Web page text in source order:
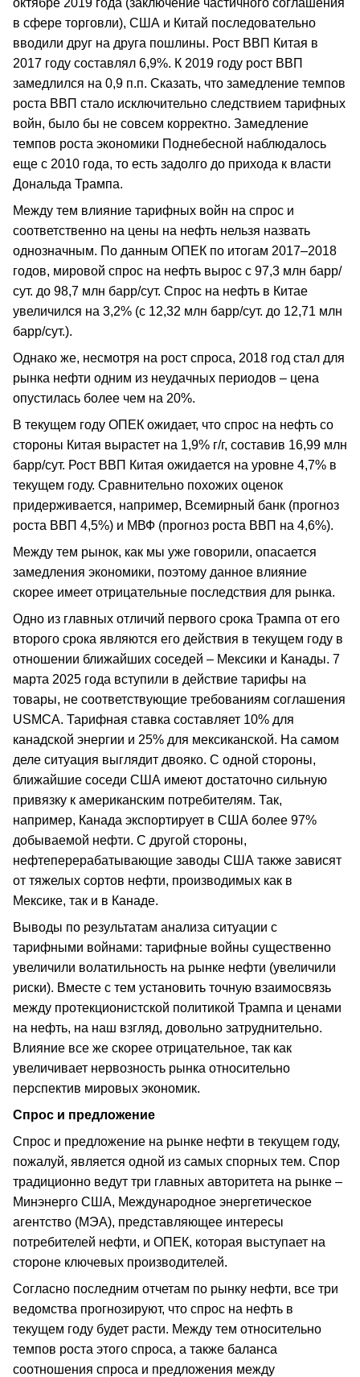
октябре 2019 года (заключение частичного соглашения
в сфере торговли), США и Китай последовательно
вводили друг на друга пошлины. Рост ВВП Китая в
2017 году составлял 6,9%. К 2019 году рост ВВП
замедлился на 0,9 п.п. Сказать, что замедление темпов
роста ВВП стало исключительно следствием тарифных
войн, было бы не совсем корректно. Замедление
темпов роста экономики Поднебесной наблюдалось
еще с 2010 года, то есть задолго до прихода к власти
Дональда Трампа.
Между тем влияние тарифных войн на спрос и
соответственно на цены на нефть нельзя назвать
однозначным. По данным ОПЕК по итогам 2017–2018
годов, мировой спрос на нефть вырос с 97,3 млн барр/
сут. до 98,7 млн барр/сут. Спрос на нефть в Китае
увеличился на 3,2% (с 12,32 млн барр/сут. до 12,71 млн
барр/сут.).
Однако же, несмотря на рост спроса, 2018 год стал для
рынка нефти одним из неудачных периодов – цена
опустилась более чем на 20%.
В текущем году ОПЕК ожидает, что спрос на нефть со
стороны Китая вырастет на 1,9% г/г, составив 16,99 млн
барр/сут. Рост ВВП Китая ожидается на уровне 4,7% в
текущем году. Сравнительно похожих оценок
придерживается, например, Всемирный банк (прогноз
роста ВВП 4,5%) и МВФ (прогноз роста ВВП на 4,6%).
Между тем рынок, как мы уже говорили, опасается
замедления экономики, поэтому данное влияние
скорее имеет отрицательные последствия для рынка.
Одно из главных отличий первого срока Трампа от его
второго срока являются его действия в текущем году в
отношении ближайших соседей – Мексики и Канады. 7
марта 2025 года вступили в действие тарифы на
товары, не соответствующие требованиям соглашения
USMCА. Тарифная ставка составляет 10% для
канадской энергии и 25% для мексиканской. На самом
деле ситуация выглядит двояко. С одной стороны,
ближайшие соседи США имеют достаточно сильную
привязку к американским потребителям. Так,
например, Канада экспортирует в США более 97%
добываемой нефти. С другой стороны,
нефтеперерабатывающие заводы США также зависят
от тяжелых сортов нефти, производимых как в
Мексике, так и в Канаде.
Выводы по результатам анализа ситуации с
тарифными войнами: тарифные войны существенно
увеличили волатильность на рынке нефти (увеличили
риски). Вместе с тем установить точную взаимосвязь
между протекционистской политикой Трампа и ценами
на нефть, на наш взгляд, довольно затруднительно.
Влияние все же скорее отрицательное, так как
увеличивает нервозность рынка относительно
перспектив мировых экономик.
Спрос и предложение
Спрос и предложение на рынке нефти в текущем году,
пожалуй, является одной из самых спорных тем. Спор
традиционно ведут три главных авторитета на рынке –
Минэнерго США, Международное энергетическое
агентство (МЭА), представляющее интересы
потребителей нефти, и ОПЕК, которая выступает на
стороне ключевых производителей.
Согласно последним отчетам по рынку нефти, все три
ведомства прогнозируют, что спрос на нефть в
текущем году будет расти. Между тем относительно
темпов роста этого спроса, а также баланса
соотношения спроса и предложения между